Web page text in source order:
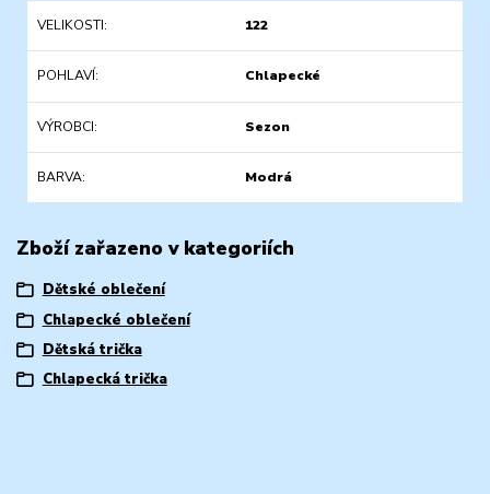
VELIKOSTI 122
POHLAVÍ Chlapecké
VÝROBCI Sezon
BARVA Modrá
Zboží zařazeno v kategoriích
Dětské oblečení
Chlapecké oblečení
Dětská trička
Chlapecká trička